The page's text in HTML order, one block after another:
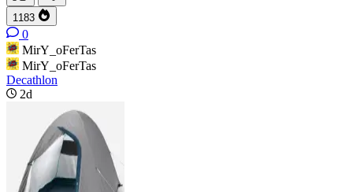
1183
0
MirY_oFerTas
MirY_oFerTas
Decathlon
2d